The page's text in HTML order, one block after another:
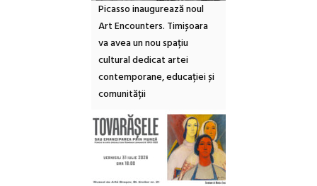
Picasso inaugurează noul
Art Encounters. Timișoara
va avea un nou spațiu
cultural dedicat artei
contemporane, educației și
comunității